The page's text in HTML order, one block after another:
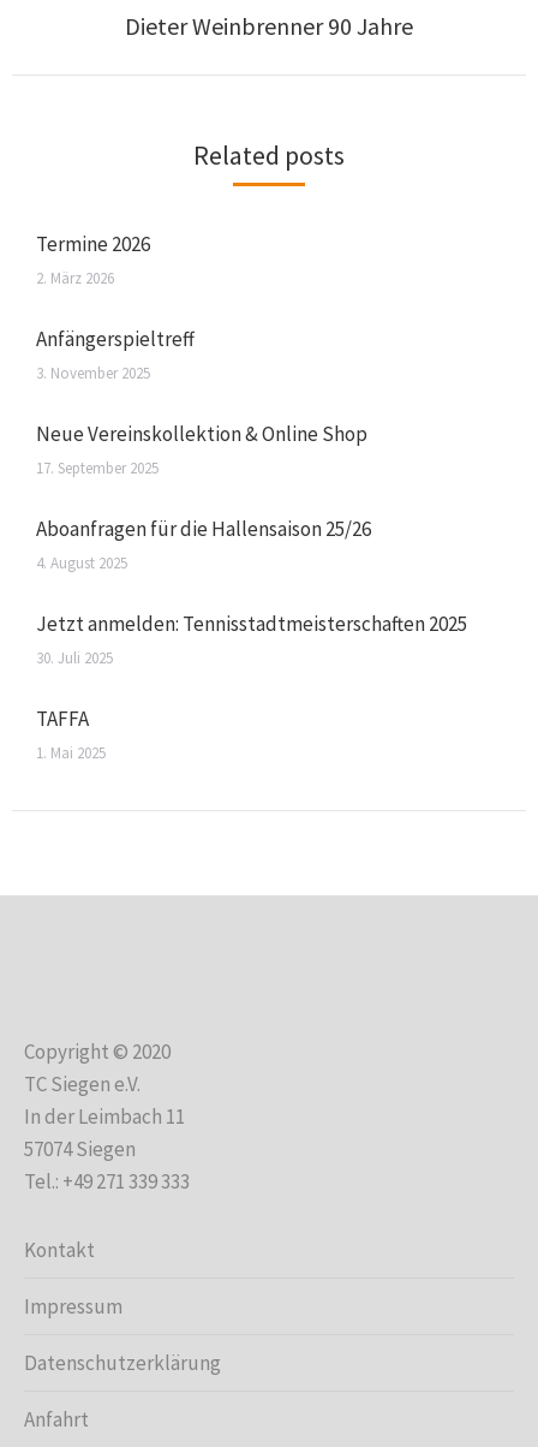
Dieter Weinbrenner 90 Jahre
Related posts
Termine 2026
2. März 2026
Anfängerspieltreff
3. November 2025
Neue Vereinskollektion & Online Shop
17. September 2025
Aboanfragen für die Hallensaison 25/26
4. August 2025
Jetzt anmelden: Tennisstadtmeisterschaften 2025
30. Juli 2025
TAFFA
1. Mai 2025
Copyright © 2020
TC Siegen e.V.
In der Leimbach 11
57074 Siegen
Tel.: +49 271 339 333
Kontakt
Impressum
Datenschutzerklärung
Anfahrt